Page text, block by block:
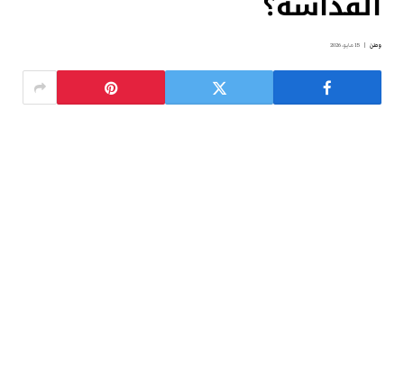
وطن 15 مايو، 2026